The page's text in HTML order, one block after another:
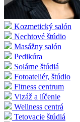
Kozmetický salón
Nechtové štúdio
Masážny salón
Pedikúra
Solárne štúdiá
Fotoateliér, štúdio
Fitness centrum
Vizáž a líčenie
Wellness centrá
Tetovacie štúdiá